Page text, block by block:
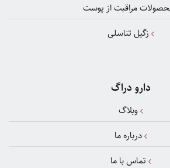
مراقبت از پوست
زگیل تناسلی
دارو دراگ
وبلاگ
درباره ما
تماس با ما